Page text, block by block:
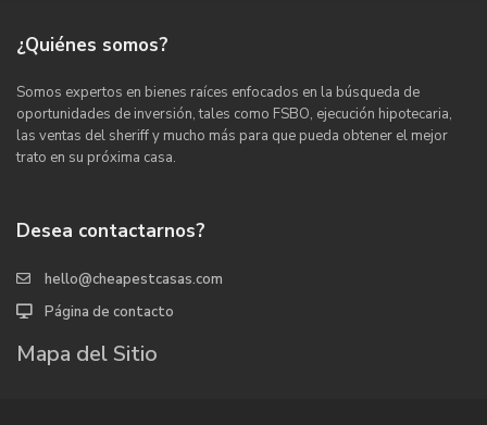
¿Quiénes somos?
Somos expertos en bienes raíces enfocados en la búsqueda de
oportunidades de inversión, tales como FSBO, ejecución hipotecaria,
las ventas del sheriff y mucho más para que pueda obtener el mejor
trato en su próxima casa.
Desea contactarnos?
hello@cheapestcasas.com
Página de contacto
Mapa del Sitio